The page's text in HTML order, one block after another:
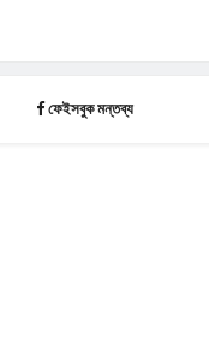
ফেইসবুক মন্তব্য